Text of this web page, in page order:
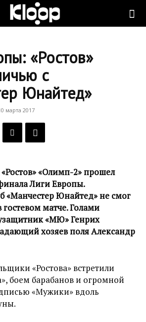
«Ростов»
с
Юнайтед»
марта 2017
«Олимп-2» прошел
Лиги Европы.
«Манчестер Юнайтед» не смог
матче. Голами
«МЮ» Генрих
хозяев поля Александр
«Ростова» встретили
боем барабанов и огромной
«Мужики» вдоль